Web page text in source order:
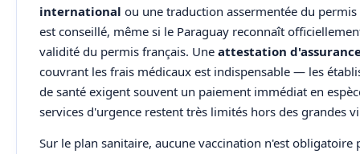
international ou une traduction assermentée du
est conseillé, même si le Paraguay reconnaît
validité du permis français. Une attestation
couvrant les frais médicaux est indispensable — les
de santé exigent souvent un paiement immédiat en
services d'urgence restent très limités hors des grandes
Sur le plan sanitaire, aucune vaccination n'est obligatoire